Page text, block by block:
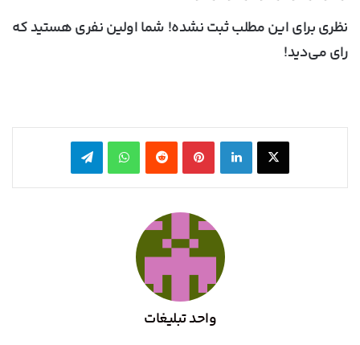
نظری برای این مطلب ثبت نشده! شما اولین نفری هستید که
رای می‌دید!
X لینکدین ‫پین‌ترست‫رددیت واتس آپ تلگرام
واحد تبلیغات